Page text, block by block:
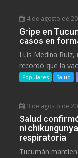
4 de agosto de
Gripe en
casos en
Luis Medina
recordó que la
Populares Salud
3 de agosto de
Salud
ni
respiratoria
Tucumán